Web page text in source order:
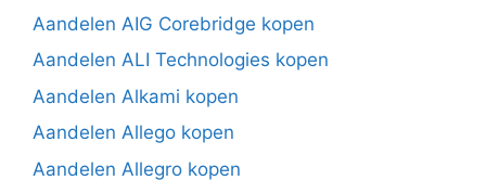
Aandelen AIG Corebridge kopen
Aandelen ALI Technologies kopen
Aandelen Alkami kopen
Aandelen Allego kopen
Aandelen Allegro kopen